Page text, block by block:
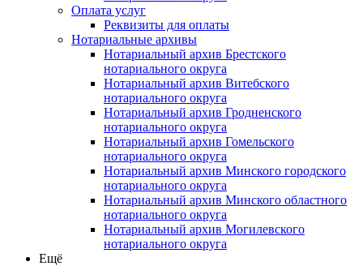
Оплата услуг
Реквизиты для оплаты
Нотариальные архивы
Нотариальный архив Брестского
нотариального округа
Нотариальный архив Витебского
нотариального округа
Нотариальный архив Гродненского
нотариального округа
Нотариальный архив Гомельского
нотариального округа
Нотариальный архив Минского городского
нотариального округа
Нотариальный архив Минского областного
нотариального округа
Нотариальный архив Могилевского
нотариального округа
Ещё